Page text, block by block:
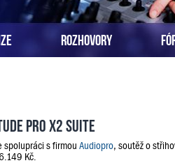
ROZHOVORY
Pro X2 Suite
spolupráci s firmou Audiopro, soutěž o
Kč.